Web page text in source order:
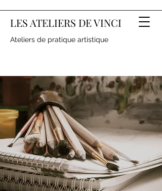
LES ATELIERS DE VINCI
Ateliers de pratique artistique